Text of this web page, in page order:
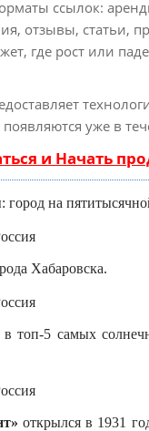
ссылок:
отзывы, статьи,
где рост или
уже в
и Начать
Хабаровска.
в топ-5 самых
открылся в 1931